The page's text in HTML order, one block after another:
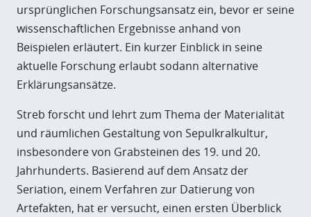
ursprünglichen Forschungsansatz ein, bevor er seine
wissenschaftlichen Ergebnisse anhand von
Beispielen erläutert. Ein kurzer Einblick in seine
aktuelle Forschung erlaubt sodann alternative
Erklärungsansätze.
Streb forscht und lehrt zum Thema der Materialität
und räumlichen Gestaltung von Sepulkralkultur,
insbesondere von Grabsteinen des 19. und 20.
Jahrhunderts. Basierend auf dem Ansatz der
Seriation, einem Verfahren zur Datierung von
Artefakten, hat er versucht, einen ersten Überblick